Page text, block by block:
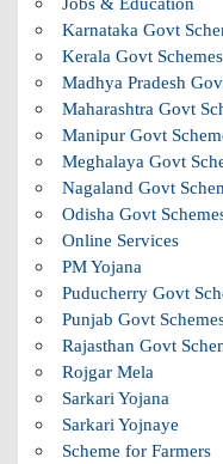
Karnataka Govt
Kerala Govt Schemes
Madhya Pradesh
Maharashtra Govt
Manipur Govt
Meghalaya Govt
Nagaland Govt
Odisha Govt
Online Services
PM Yojana
Puducherry Govt
Punjab Govt
Rajasthan Govt
Rojgar Mela
Sarkari Yojana
Sarkari Yojnaye
Scheme for Farmers